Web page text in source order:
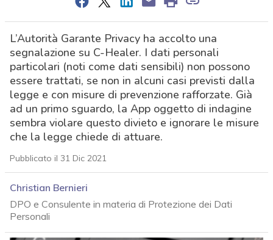
L’Autorità Garante Privacy ha accolto una
segnalazione su C-Healer. I dati personali
particolari (noti come dati sensibili) non possono
essere trattati, se non in alcuni casi previsti dalla
legge e con misure di prevenzione rafforzate. Già
ad un primo sguardo, la App oggetto di indagine
sembra violare questo divieto e ignorare le misure
che la legge chiede di attuare.
Pubblicato il 31 Dic 2021
Christian Bernieri
DPO e Consulente in materia di Protezione dei Dati
Personali